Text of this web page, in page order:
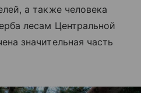
а также человека
лесам Центральной
значительная часть